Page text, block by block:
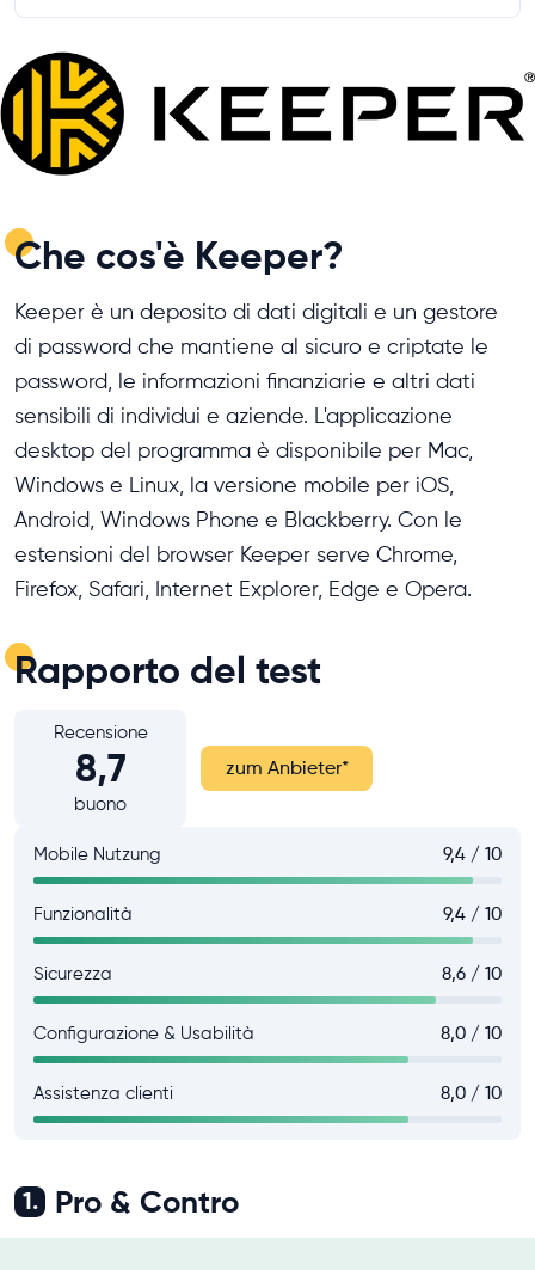
Che cos'è Keeper?
Keeper è un deposito di dati digitali e un gestore
di password che mantiene al sicuro e criptate le
password, le informazioni finanziarie e altri dati
sensibili di individui e aziende. L'applicazione
desktop del programma è disponibile per Mac,
Windows e Linux, la versione mobile per iOS,
Android, Windows Phone e Blackberry. Con le
estensioni del browser Keeper serve Chrome,
Firefox, Safari, Internet Explorer, Edge e Opera.
Rapporto del test
Recensione
8,7
buono
zum Anbieter*
Mobile Nutzung 9,4 / 10
Funzionalità 9,4 / 10
Sicurezza 8,6 / 10
Configurazione & Usabilità 8,0 / 10
Assistenza clienti 8,0 / 10
1. Pro & Contro